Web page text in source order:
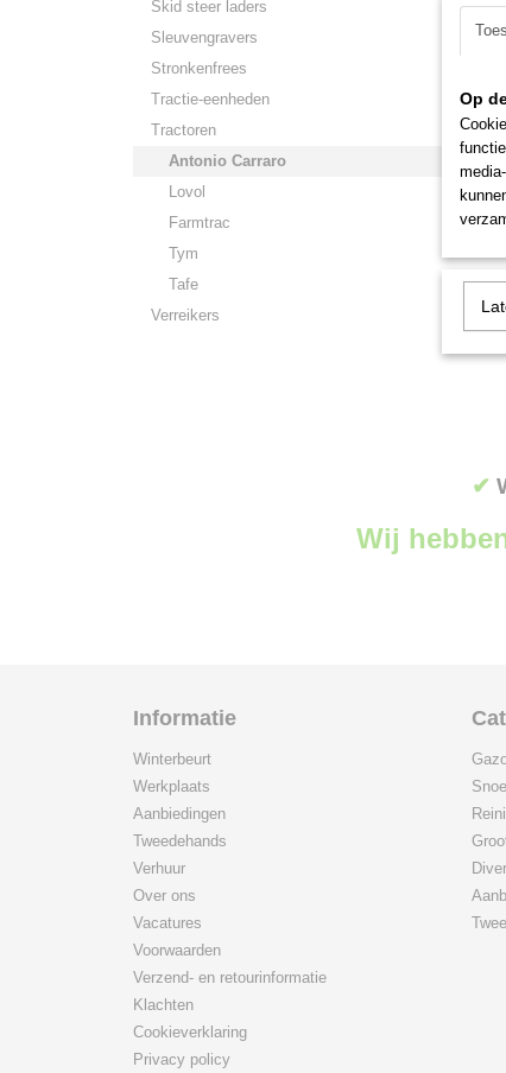
Skid steer laders
Sleuvengravers
Stronkenfrees
Tractie-eenheden
Tractoren
Antonio Carraro
Lovol
Farmtrac
Tym
Tafe
Verreikers
€
✔
Wij
Informatie
Winterbeurt
Werkplaats
Aanbiedingen
Tweedehands
Verhuur
Over ons
Vacatures
Voorwaarden
Verzend- en retourinformatie
Klachten
Cookieverklaring
Privacy policy
Op